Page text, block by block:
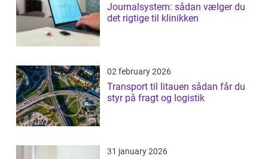
Journalsystem: sådan vælger du
det rigtige til klinikken
02 february 2026
Transport til litauen sådan får du
styr på fragt og logistik
31 january 2026